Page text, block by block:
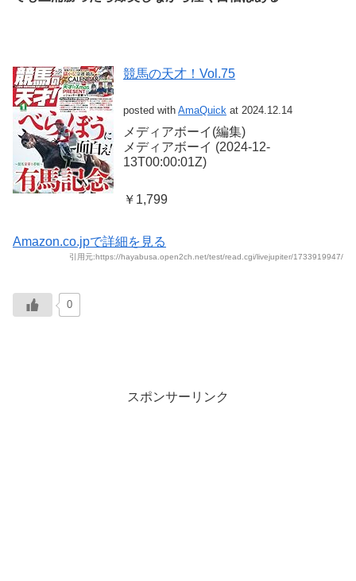
競馬の天才！Vol.75
posted with AmaQuick at 2024.12.14
メディアボーイ(編集)
メディアボーイ (2024-12-
13T00:00:01Z)
￥1,799
Amazon.co.jpで詳細を見る
引用元:https://hayabusa.open2ch.net/test/read.cgi/livejupiter/1733919947/
0
スポンサーリンク